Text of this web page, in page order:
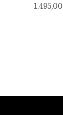
1.495,00